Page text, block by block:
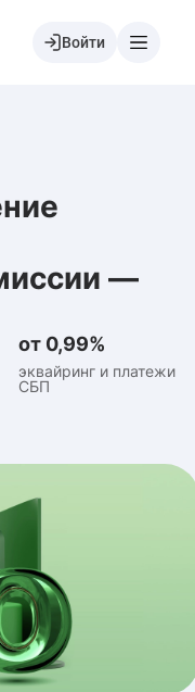
Войти
—
от 0,99%
эквайринг и платежи
СБП